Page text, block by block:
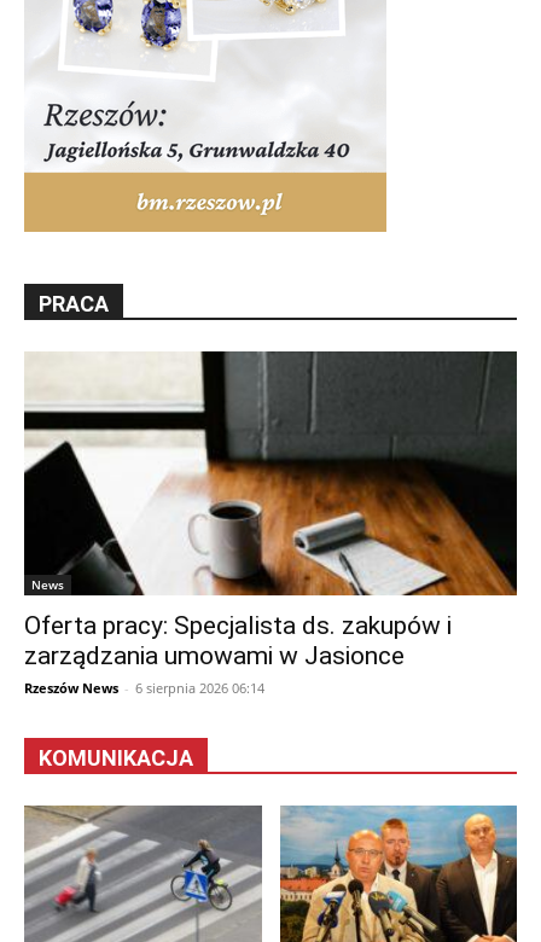
PRACA
News
Oferta pracy: Specjalista ds. zakupów i
zarządzania umowami w Jasionce
Rzeszów News - 6 sierpnia 2026 06:14
KOMUNIKACJA